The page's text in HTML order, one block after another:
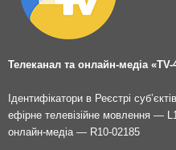
Телеканал та онлайн-медіа «TV-
Ідентифікатори в Реєстрі
ефірне телевізійне мовлення —
онлайн-медіа — R10-02185